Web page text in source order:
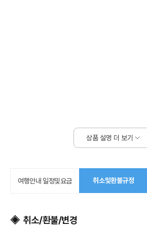
상품 설명 더 보기
여행안내 일정및요금 취소및환불규정
◈ 취소/환불/변경